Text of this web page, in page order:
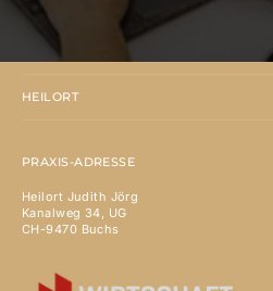
ANGEBOTE
HEILORT
PRAXIS-ADRESSE
Heilort Judith Jörg
Kanalweg 34, UG
CH-9470 Buchs